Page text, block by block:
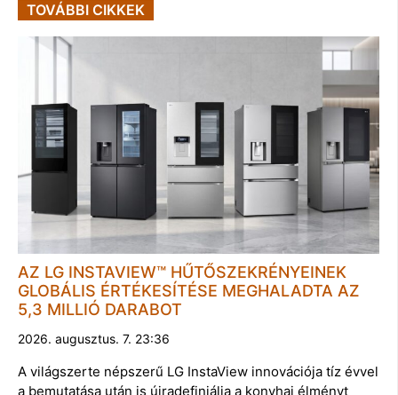
TOVÁBBI CIKKEK
AZ LG INSTAVIEW™ HŰTŐSZEKRÉNYEINEK
GLOBÁLIS ÉRTÉKESÍTÉSE MEGHALADTA AZ
5,3 MILLIÓ DARABOT
2026. augusztus. 7. 23:36
A világszerte népszerű LG InstaView innovációja tíz évvel
a bemutatása után is újradefiniálja a konyhai élményt